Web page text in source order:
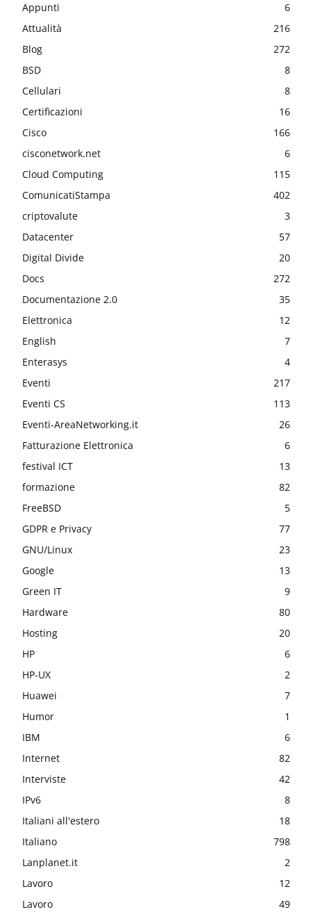
Appunti
6
Attualità
216
Blog
272
BSD
8
Cellulari
8
Certificazioni
16
Cisco
166
cisconetwork.net
6
Cloud Computing
115
ComunicatiStampa
402
criptovalute
3
Datacenter
57
Digital Divide
20
Docs
272
Documentazione 2.0
35
Elettronica
12
English
7
Enterasys
4
Eventi
217
Eventi CS
113
Eventi-AreaNetworking.it
26
Fatturazione Elettronica
6
festival ICT
13
formazione
82
FreeBSD
5
GDPR e Privacy
77
GNU/Linux
23
Google
13
Green IT
9
Hardware
80
Hosting
20
HP
6
HP-UX
2
Huawei
7
Humor
1
IBM
6
Internet
82
Interviste
42
IPv6
8
Italiani all'estero
18
Italiano
798
Lanplanet.it
2
Lavoro
12
Lavoro
49